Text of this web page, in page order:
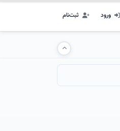
ورود ثبت‌نام